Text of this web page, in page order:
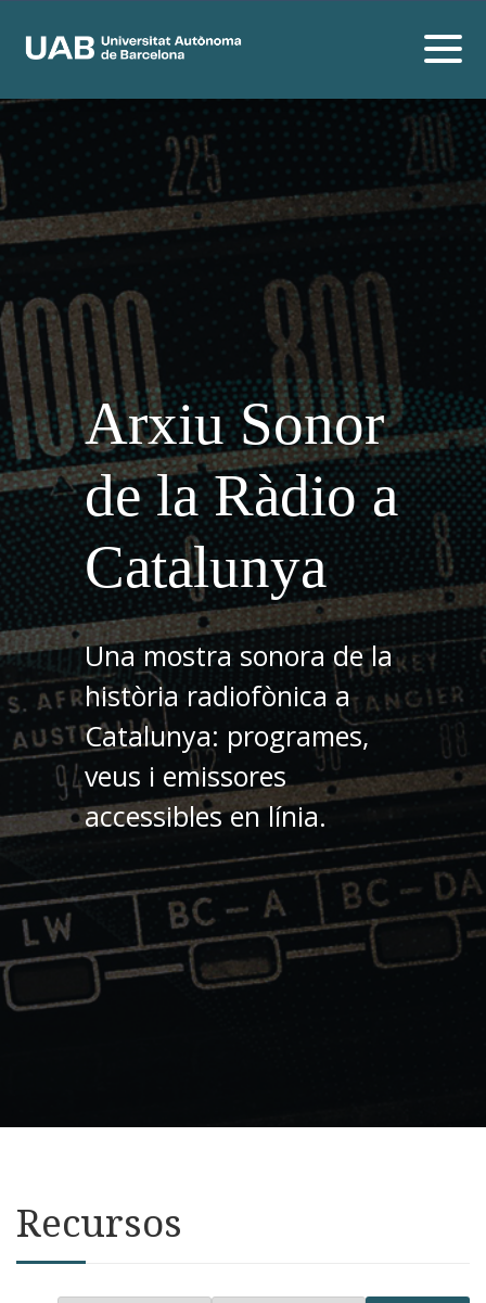
Arxiu Sonor
de la Ràdio a
Catalunya
Una mostra sonora de la
història radiofònica a
Catalunya: programes,
veus i emissores
accessibles en línia.
Recursos